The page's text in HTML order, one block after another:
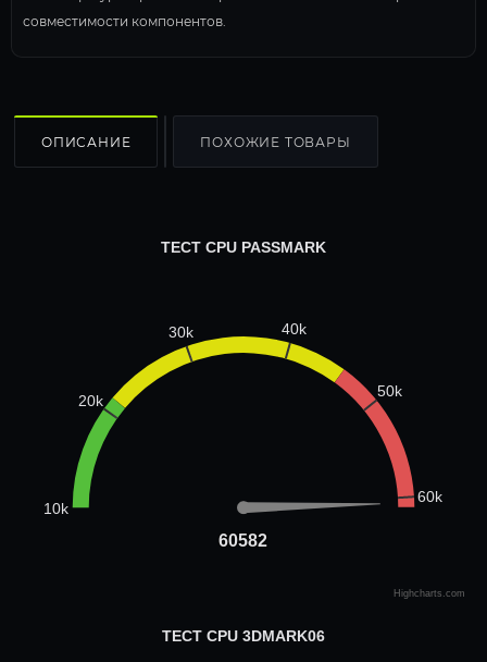
совместимости компонентов.
ОПИСАНИЕ ПОХОЖИЕ ТОВАРЫ
60582
60582
ТЕСТ CPU PASSMARK
10k
20k
30k 40k
50k
60k
Highcharts.com
ТЕСТ CPU 3DMARK06